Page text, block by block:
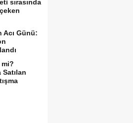
sırasında
Acı Günü: